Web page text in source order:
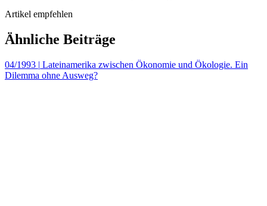
Artikel empfehlen
Ähnliche Beiträge
04/1993 | Lateinamerika zwischen Ökonomie und Ökologie. Ein
Dilemma ohne Ausweg?